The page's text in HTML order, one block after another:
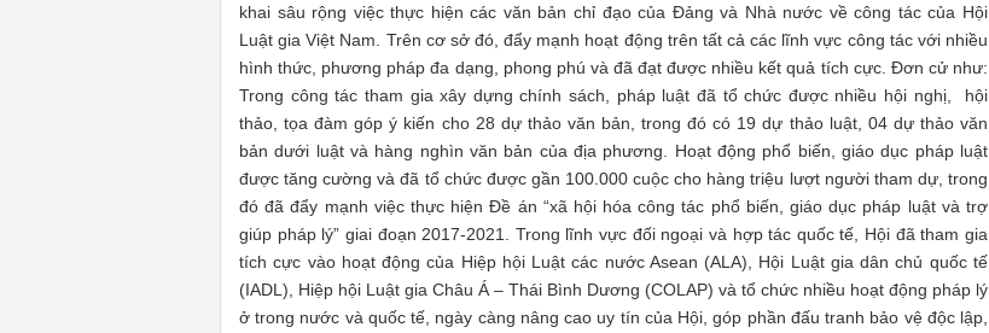
khai sâu rộng việc thực hiện các văn bản chỉ đạo của Đảng và Nhà nước về công tác của Hội
Luật gia Việt Nam. Trên cơ sở đó, đẩy mạnh hoạt động trên tất cả các lĩnh vực công tác với nhiều
hình thức, phương pháp đa dạng, phong phú và đã đạt được nhiều kết quả tích cực. Đơn cử như:
Trong công tác tham gia xây dựng chính sách, pháp luật đã tổ chức được nhiều hội nghị, hội
thảo, tọa đàm góp ý kiến cho 28 dự thảo văn bản, trong đó có 19 dự thảo luật, 04 dự thảo văn
bản dưới luật và hàng nghìn văn bản của địa phương. Hoạt động phổ biến, giáo dục pháp luật
được tăng cường và đã tổ chức được gần 100.000 cuộc cho hàng triệu lượt người tham dự, trong
đó đã đẩy mạnh việc thực hiện Đề án “xã hội hóa công tác phổ biến, giáo dục pháp luật và trợ
giúp pháp lý” giai đoạn 2017-2021. Trong lĩnh vực đối ngoại và hợp tác quốc tế, Hội đã tham gia
tích cực vào hoạt động của Hiệp hội Luật các nước Asean (ALA), Hội Luật gia dân chủ quốc tế
(IADL), Hiệp hội Luật gia Châu Á – Thái Bình Dương (COLAP) và tổ chức nhiều hoạt động pháp lý
ở trong nước và quốc tế, ngày càng nâng cao uy tín của Hội, góp phần đấu tranh bảo vệ độc lập,